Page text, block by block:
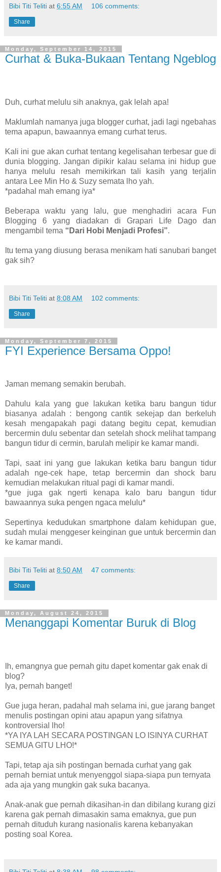
Bibi Titi Teliti at 6:55 AM 106 comments:
Share
Monday, September 14, 2015
Curhat & Buka-Bukaan Tentang Ngeblog
Duh, curhat melulu sih anaknya, gak lelah apa!
Maklumlah namanya juga blogger curhat, jadi lagi ngebahas
tema apapun, bawaannya emang curhat terus.
Kali ini gue akan curhat tentang kegelisahan terbesar gue di
dunia blogging. Jangan dipikir kalau selama ini hidup gue
hanya melulu resah memikirkan tali kasih yang terjalin
antara Lee Min Ho & Suzy semata lho yah.
*padahal mah emang iya*
Beberapa waktu yang lalu, gue menghadiri acara Fun
Blogging 6 yang diadakan di Grapari Life Dago dan
mengambil tema “Dari Hobi Menjadi Profesi”.
Itu tema yang diusung berasa menikam hati sanubari banget
gak sih?
Bibi Titi Teliti at 8:08 AM 102 comments:
Share
Monday, September 7, 2015
FYI Experience Bersama Oppo!
Jaman memang semakin berubah.
Dahulu kala yang gue lakukan ketika baru bangun tidur
biasanya adalah : bengong cantik sekejap dan berkeluh
kesah mengapakah pagi datang begitu cepat, kemudian
bercermin dulu sebentar dan setelah shock melihat tampang
bangun tidur di cermin, barulah melipir ke kamar mandi.
Tapi, saat ini yang gue lakukan ketika baru bangun tidur
adalah nge-cek hape, tetap bercermin dan shock baru
kemudian melakukan ritual pagi di kamar mandi.
*gue juga gak ngerti kenapa kalo baru bangun tidur
bawaannya suka pengen ngaca melulu*
Sepertinya kedudukan smartphone dalam kehidupan gue,
sudah mulai menggeser keinginan gue untuk bercermin dan
ke kamar mandi.
Bibi Titi Teliti at 8:50 AM 47 comments:
Share
Monday, August 24, 2015
Menanggapi Komentar Buruk di Blog
Ih, emangnya gue pernah gitu dapet komentar gak enak di
blog?
Iya, pernah banget!
Gue juga heran, padahal mah selama ini, gue jarang banget
menulis postingan opini atau apapun yang sifatnya
kontroversial lho!
*YA IYA LAH SECARA POSTINGAN LO ISINYA CURHAT
SEMUA GITU LHO!*
Tapi, tetap aja sih postingan bernada curhat yang gak
pernah berniat untuk menyenggol siapa-siapa pun ternyata
ada aja yang mungkin gak suka bacanya.
Anak-anak gue pernah dikasihan-in dan dibilang kurang gizi
karena gak pernah dimasakin sama emaknya, gue pun
pernah dituduh kurang nasionalis karena kebanyakan
posting soal Korea.